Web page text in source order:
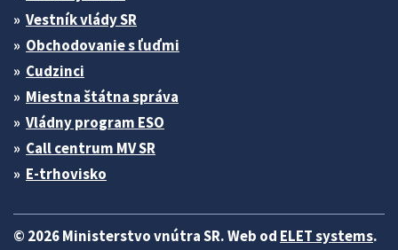
Vestník vlády SR
Obchodovanie s ľuďmi
Cudzinci
Miestna štátna správa
Vládny program ESO
Call centrum MV SR
E-trhovisko
© 2026 Ministerstvo vnútra SR. Web od ELET systems.